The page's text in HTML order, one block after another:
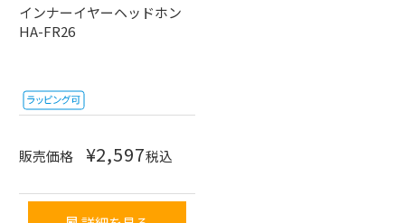
インナーイヤーヘッドホン
HA-FR26
販売価格 ¥2,597税込